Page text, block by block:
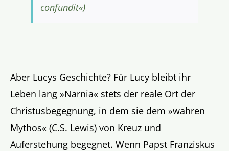
confundit«)
Aber Lucys Geschichte? Für Lucy bleibt ihr
Leben lang »Narnia« stets der reale Ort der
Christusbegegnung, in dem sie dem »wahren
Mythos« (C.S. Lewis) von Kreuz und
Auferstehung begegnet. Wenn Papst Franziskus